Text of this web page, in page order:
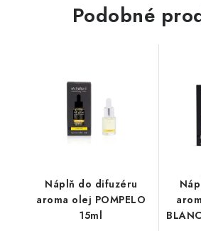
Podobné
Náplň do difuzéru
aroma olej POMPELO
15ml